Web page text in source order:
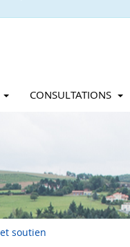
CONSULTATIONS
soutien